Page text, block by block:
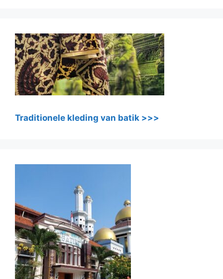
Traditionele kleding van batik >>>